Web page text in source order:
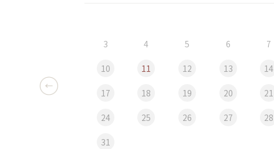
3 4 5 6 7
10 11 12 13 14
17 18 19 20 21
24 25 26 27 28
31